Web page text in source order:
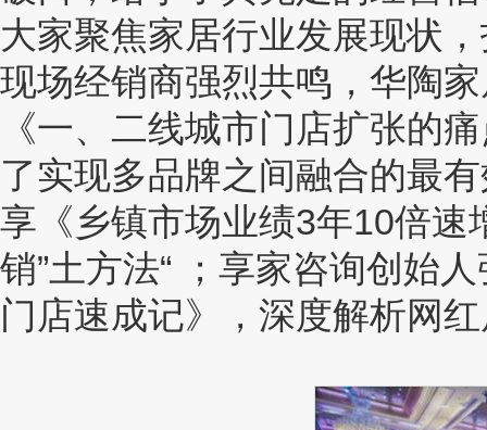
大家聚焦家居行业发展现状
现场经销商强烈共鸣，华陶
《一、二线城市门店扩张的
了实现多品牌之间融合的最
享《乡镇市场业绩3年10倍
销”土方法“ ；享家咨询创始
门店速成记》，深度解析网